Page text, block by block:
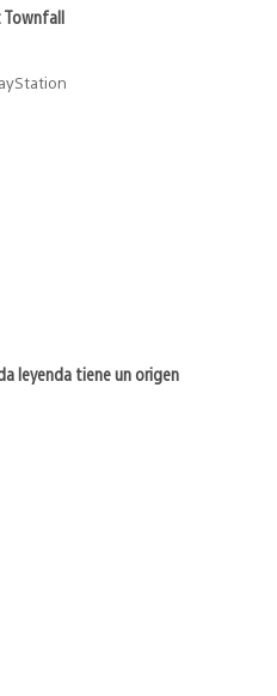
Townfall
leyenda tiene un origen